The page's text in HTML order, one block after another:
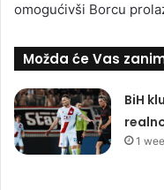
omogućivši Borcu
Možda će Vas
BiH
1